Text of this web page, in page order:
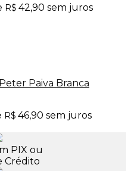
R$ 42,90 sem juros
Paiva Branca
R$ 46,90 sem juros
PIX ou
Crédito